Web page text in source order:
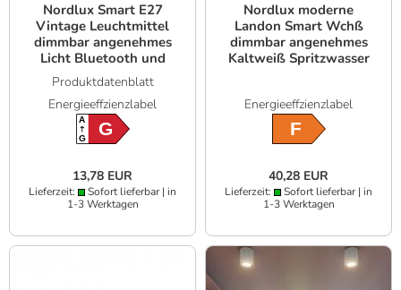
Nordlux Smart E27
Vintage Leuchtmittel
dimmbar angenehmes
Licht Bluetooth und
WLAN steuerbar
Produktdatenblatt
Energieeffzienzlabel
A
GG
13,78 EUR
Lieferzeit:
Sofort lieferbar | in
1-3 Werktagen
Nordlux moderne
Landon Smart Wchß
dimmbar angenehmes
Kaltweiß Spritzwasser
Energieeffzienzlabel
F
40,28 EUR
Lieferzeit:
Sofort lieferbar | in
1-3 Werktagen